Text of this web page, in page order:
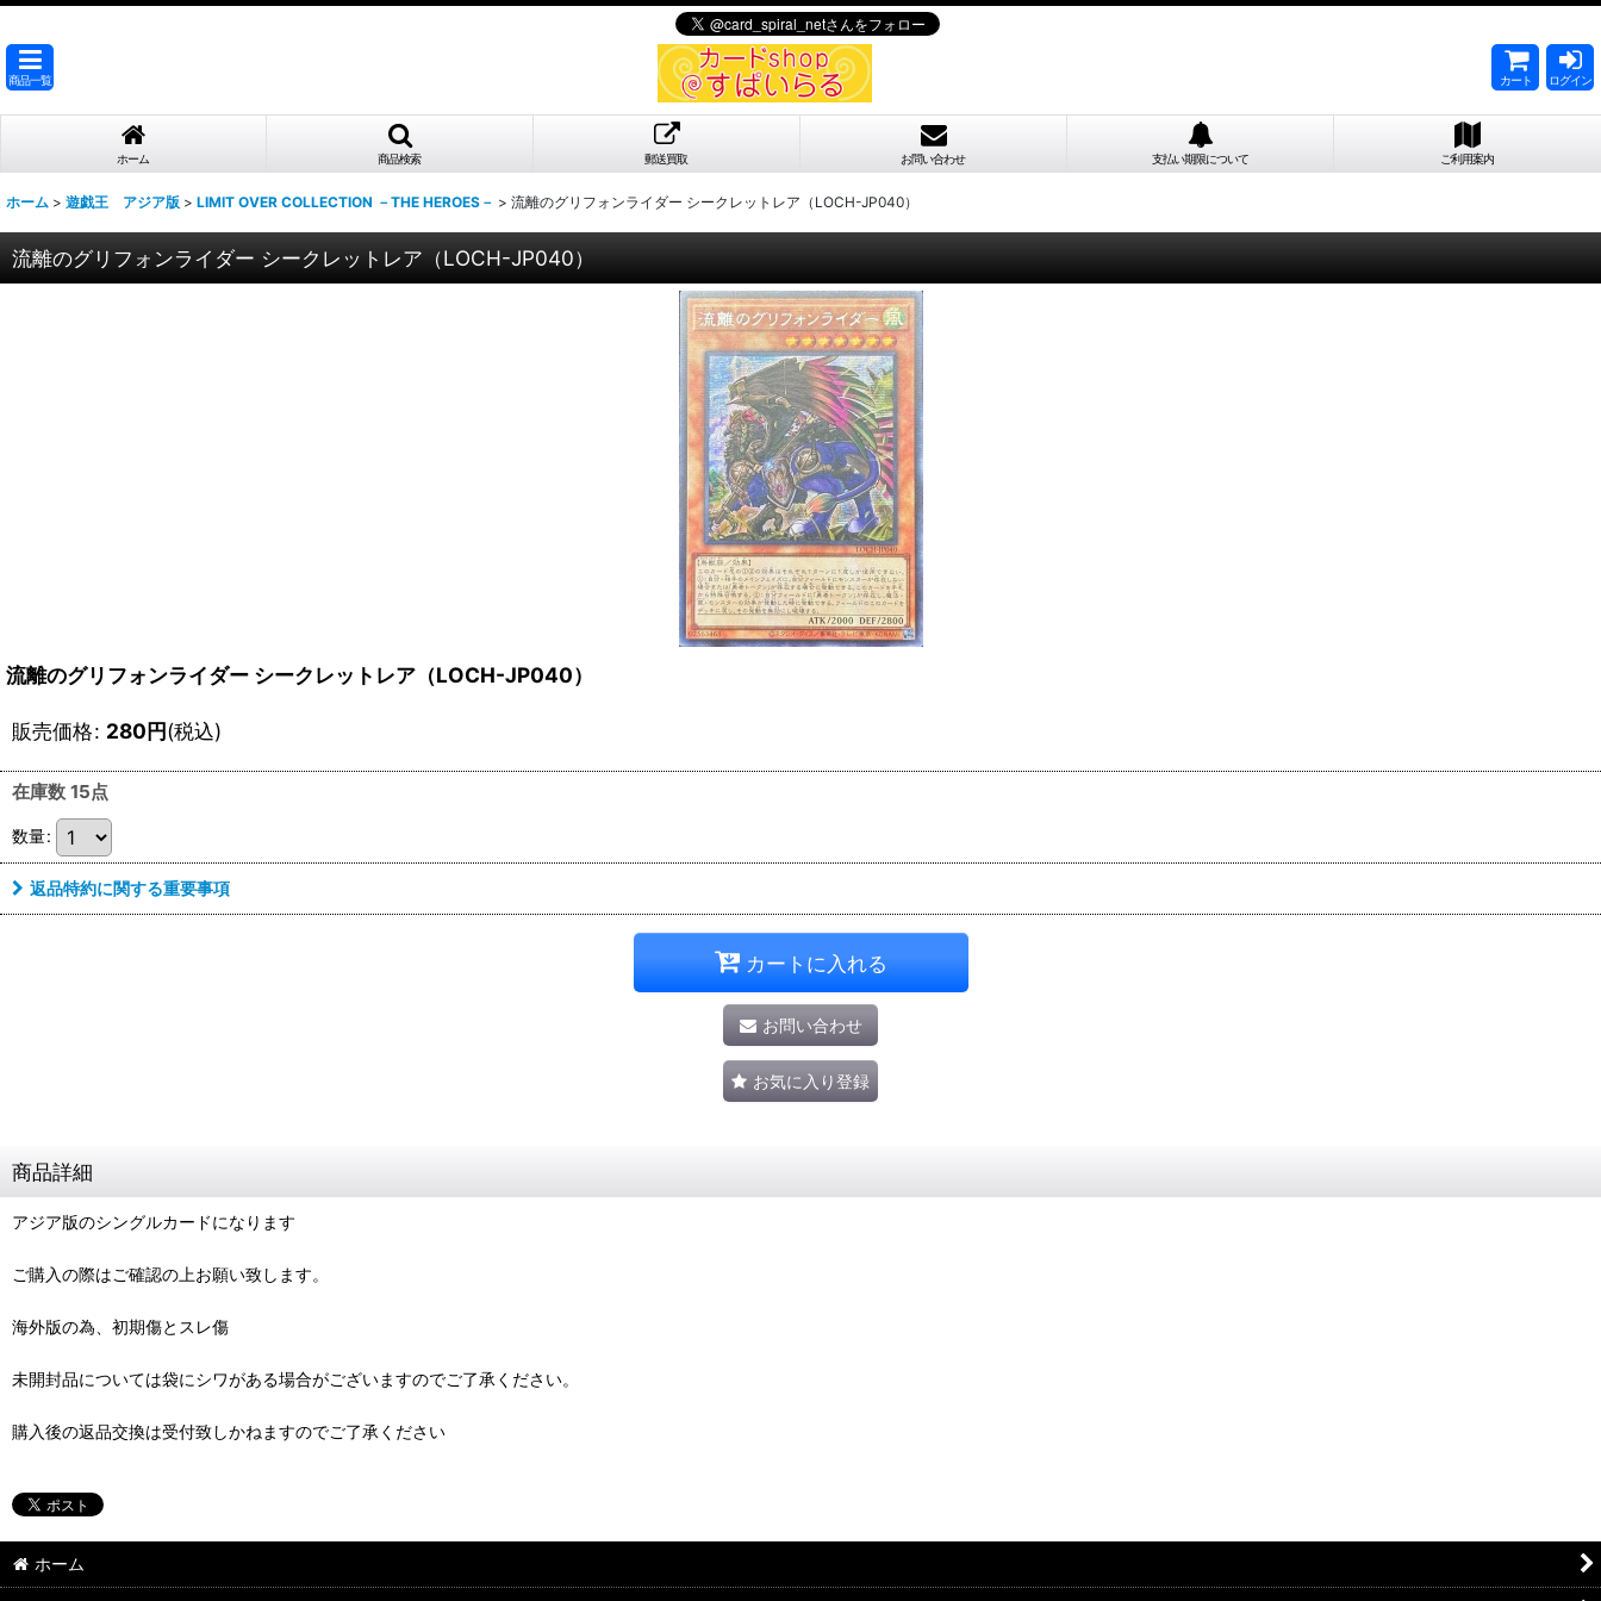
商品一覧 カート ログイン
ホーム 商品検索 郵送買取 お問い合わせ 支払い期限について ご利用案内
ホーム > 遊戯王 アジア版 > LIMIT OVER COLLECTION －THE HEROES－ > 流離のグリフォンライダー シークレットレア（LOCH-JP040）
流離のグリフォンライダー シークレットレア（LOCH-JP040）
流離のグリフォンライダー シークレットレア（LOCH-JP040）
販売価格: 280円(税込)
在庫数 15点
数量:
返品特約に関する重要事項
カートに入れる
お問い合わせ
お気に入り登録
商品詳細
アジア版のシングルカードになります
ご購入の際はご確認の上お願い致します。
海外版の為、初期傷とスレ傷
未開封品については袋にシワがある場合がございますのでご了承ください。
購入後の返品交換は受付致しかねますのでご了承ください
ホーム